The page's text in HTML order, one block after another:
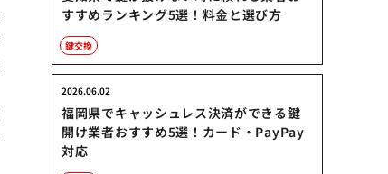
すすめランキング5選！料金と選び方
鍵交換
福岡県でキャッシュレス決済ができる鍵
開け業者おすすめ5選！カード・PayPay
対応
2026.06.02